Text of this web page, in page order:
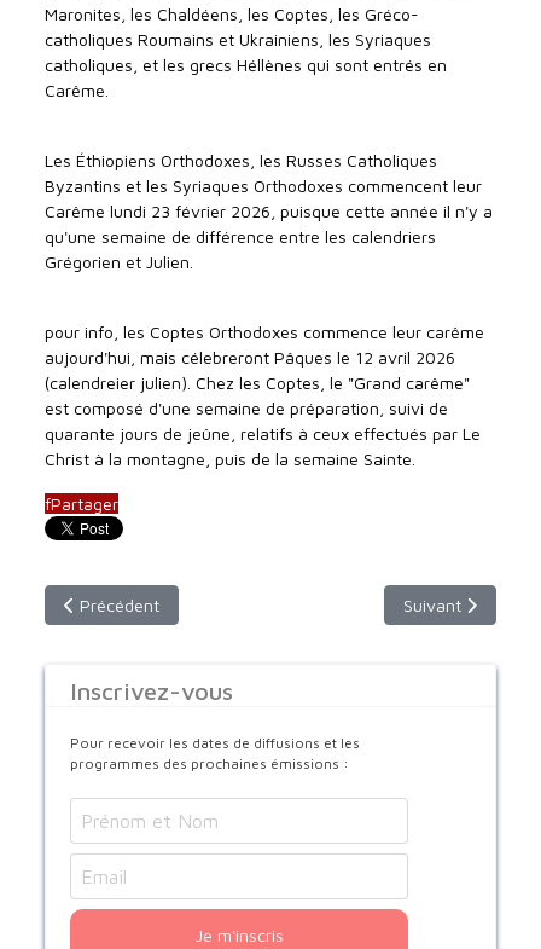
Maronites, les Chaldéens, les Coptes, les Gréco-
catholiques Roumains et Ukrainiens, les Syriaques
catholiques, et les grecs Héllènes qui sont entrés en
Carême.
Les Éthiopiens Orthodoxes, les Russes Catholiques
Byzantins et les Syriaques Orthodoxes commencent leur
Carême lundi 23 février 2026, puisque cette année il n'y a
qu'une semaine de différence entre les calendriers
Grégorien et Julien.
pour info, les Coptes Orthodoxes commence leur carême
aujourd'hui, mais célebreront Pâques le 12 avril 2026
(calendreier julien). Chez les Coptes, le "Grand carême"
est composé d'une semaine de préparation, suivi de
quarante jours de jeûne, relatifs à ceux effectués par Le
Christ à la montagne, puis de la semaine Sainte.
fPartager
Article précédent : Les icones témoignent de la présence
Précédent Article suivant :
Suivant
Inscrivez-vous
Pour recevoir les dates de diffusions et les
programmes des prochaines émissions :
Je m'inscris